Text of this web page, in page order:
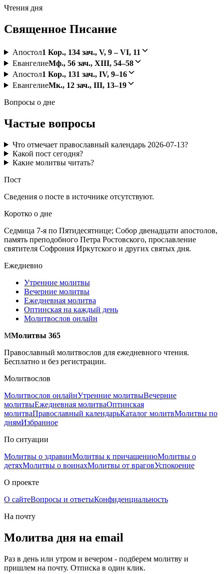
Чтения дня
Священное Писание
Апостол1 Кор., 134 зач., V, 9 – VI, 11
ЕвангелиеМф., 56 зач., XIII, 54–58
Апостол1 Кор., 131 зач., IV, 9–16
ЕвангелиеМк., 12 зач., III, 13–19
Вопросы о дне
Частые вопросы
Что отмечает православный календарь 2026-07-13?
Какой пост сегодня?
Какие молитвы читать?
Пост
Сведения о посте в источнике отсутствуют.
Коротко о дне
Седмица 7-я по Пятидесятнице; Собор двенадцати апостолов,
память преподобного Петра Ростовского, прославление
святителя Софрония Иркутского и других святых дня.
Ежедневно
Утренние молитвы
Вечерние молитвы
Ежедневная молитва
Оптинская на каждый день
Молитвослов онлайн
ММолитвы 365
Православный молитвослов для ежедневного чтения.
Бесплатно и без регистрации.
Молитвослов
Молитвослов онлайнУтренние молитвыВечерние
молитвыЕжедневная молитваОптинская
молитваПравославный календарьКаталог молитвМолитвы по
днямИзбранное
По ситуации
Молитвы о здравииМолитвы к причащениюМолитвы о
детяхМолитвы о воинахМолитвы от враговУспокоение
О проекте
О сайтеВопросы и ответыКонфиденциальность
На почту
Молитва дня на email
Раз в день или утром и вечером - подберем молитву и
пришлем на почту. Отписка в один клик.